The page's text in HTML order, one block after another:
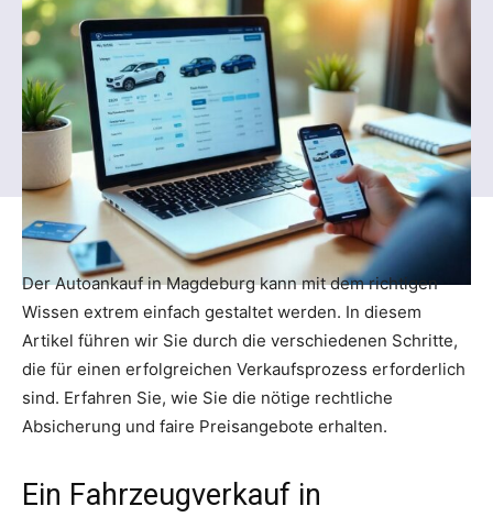
Der Autoankauf in Magdeburg kann mit dem richtigen
Wissen extrem einfach gestaltet werden. In diesem
Artikel führen wir Sie durch die verschiedenen Schritte,
die für einen erfolgreichen Verkaufsprozess erforderlich
sind. Erfahren Sie, wie Sie die nötige rechtliche
Absicherung und faire Preisangebote erhalten.
Ein Fahrzeugverkauf in